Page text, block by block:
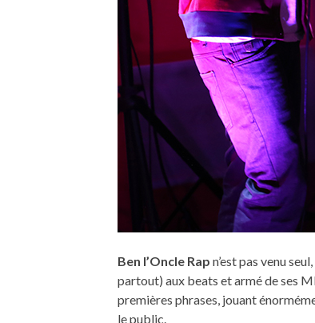
Ben l’Oncle Rap n’est pas venu
partout) aux beats et armé de ses
premières phrases, jouant
le public.